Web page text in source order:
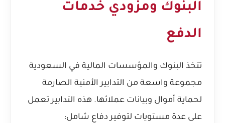
البنوك ومزودي خدمات
الدفع
تتخذ البنوك والمؤسسات المالية في السعودية
مجموعة واسعة من التدابير الأمنية الصارمة
لحماية أموال وبيانات عملائها. هذه التدابير تعمل
على عدة مستويات لتوفير دفاع شامل: